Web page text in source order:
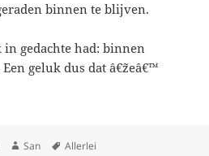
binnen te blijven.
gedachte had: binnen
geluk dus dat â€˜zeâ€™
Auteur
San Tags
Allerlei